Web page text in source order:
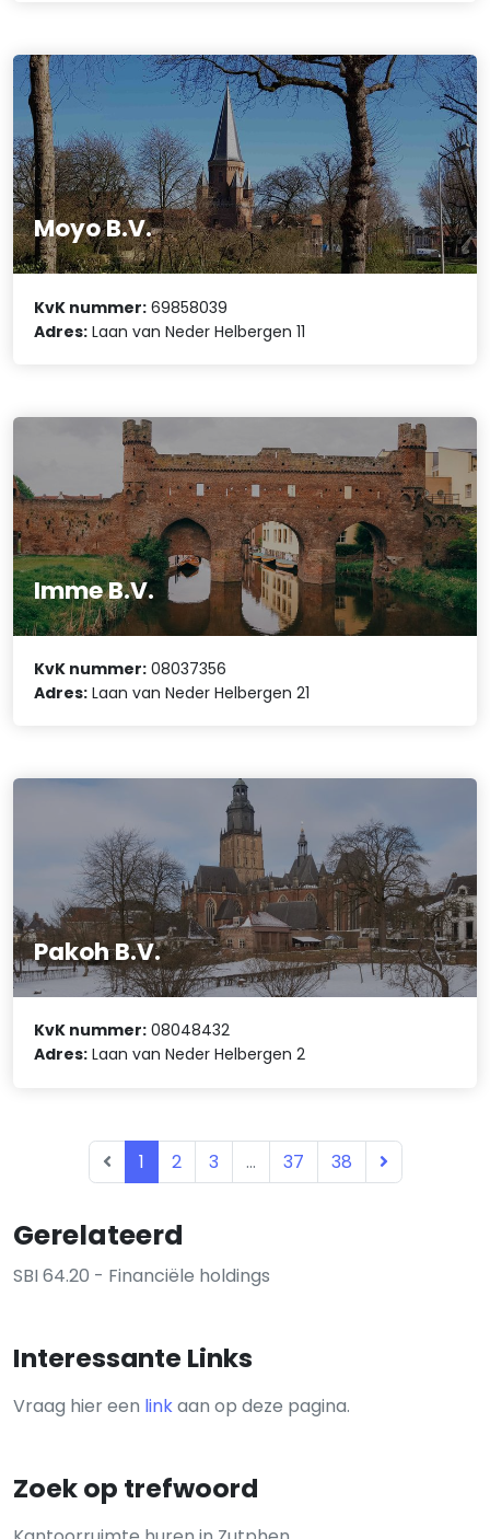
Gerelateerd
SBI 64.20 - Financiële holdings
Interessante Links
Vraag hier een linkaan op deze pagina.
Zoek op trefwoord
Moyo B.V.
KvK nummer: 69858039
Adres: Laan van Neder Helbergen 11
Imme B.V.
KvK nummer: 08037356
Adres: Laan van Neder Helbergen 21
Pakoh B.V.
KvK nummer: 08048432
Adres: Laan van Neder Helbergen 2
1 2 3 ... 37 38